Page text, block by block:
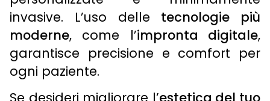
invasive. L’uso delle tecnologie più
moderne, come l’impronta digitale,
garantisce precisione e comfort per
ogni paziente.